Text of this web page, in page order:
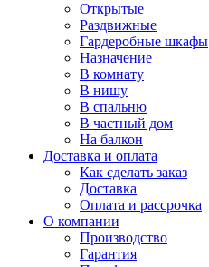
Открытые
Раздвижные
Гардеробные шкафы
Назначение
В комнату
В нишу
В спальню
В частный дом
На балкон
Доставка и оплата
Как сделать заказ
Доставка
Оплата и рассрочка
О компании
Производство
Гарантия